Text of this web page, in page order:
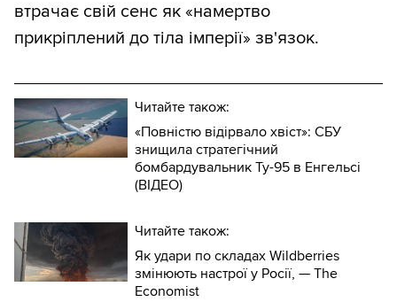
втрачає свій сенс як «намертво
прикріплений до тіла імперії» зв'язок.
Читайте також:
«Повністю відірвало хвіст»: СБУ
знищила стратегічний
бомбардувальник Ту-95 в Енгельсі
(ВІДЕО)
Читайте також:
Як удари по складах Wildberries
змінюють настрої у Росії, — The
Economist